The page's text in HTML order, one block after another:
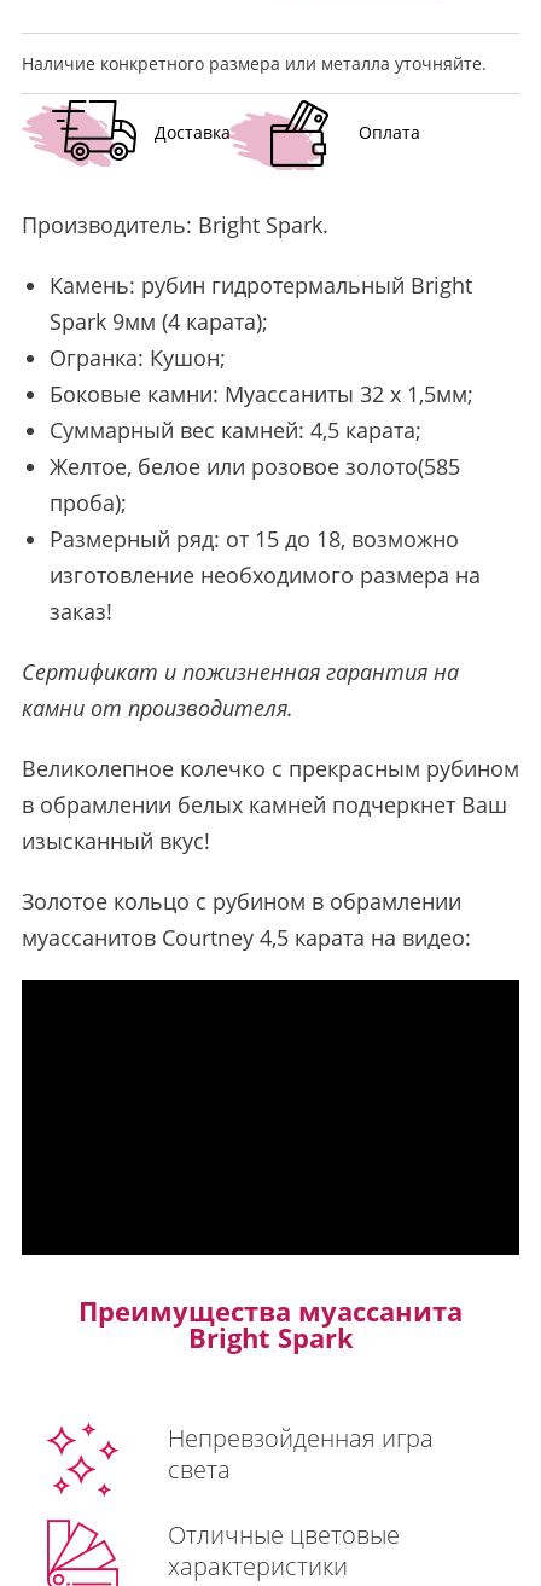
Наличие конкретного размера или металла уточняйте.
Доставка Оплата
Производитель: Bright Spark.
Камень: рубин гидротермальный Bright
Spark 9мм (4 карата);
Огранка: Кушон;
Боковые камни: Муассаниты 32 х 1,5мм;
Суммарный вес камней: 4,5 карата;
Желтое, белое или розовое золото(585
проба);
Размерный ряд: от 15 до 18, возможно
изготовление необходимого размера на
заказ!
Сертификат и пожизненная гарантия на
камни от производителя.
Великолепное колечко с прекрасным рубином
в обрамлении белых камней подчеркнет Ваш
изысканный вкус!
Золотое кольцо с рубином в обрамлении
муассанитов Courtney 4,5 карата на видео:
Преимущества муассанита
Bright Spark
Непревзойденная игра
света
Отличные цветовые
характеристики